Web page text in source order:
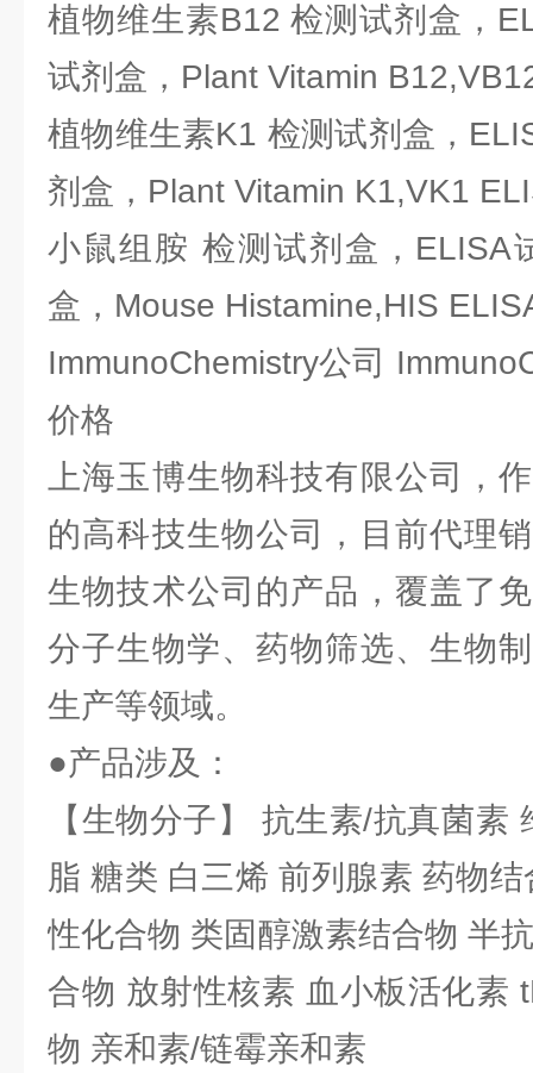
植物维生素B12 检测试剂盒，
试剂盒，Plant Vitamin
植物维生素K1 检测试剂盒，
剂盒，Plant Vitamin K1,VK1
小鼠组胺 检测试剂盒，ELISA
盒，Mouse Histamine,HIS
ImmunoChemistry公司
价格
上海玉博生物科技有限公司，
的高科技生物公司，目前代理
生物技术公司的产品，覆盖了
分子生物学、药物筛选、生物
生产等领域。
●产品涉及：
【生物分子】 抗生素/抗真菌素
脂 糖类 白三烯 前列腺素 药物
性化合物 类固醇激素结合物 半
合物 放射性核素 血小板活化素
物 亲和素/链霉亲和素